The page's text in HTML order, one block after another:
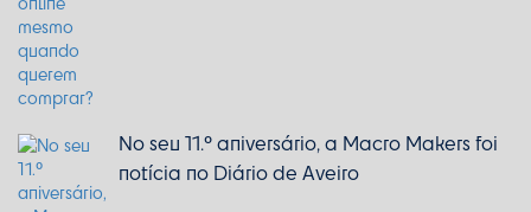
No seu 11.º aniversário, a Macro Makers foi
notícia no Diário de Aveiro